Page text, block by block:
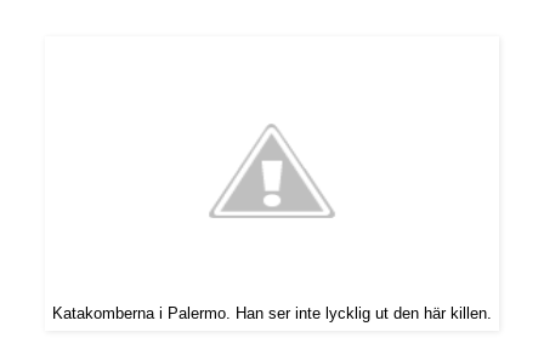
Katakomberna i Palermo. Han ser inte lycklig ut den här killen.